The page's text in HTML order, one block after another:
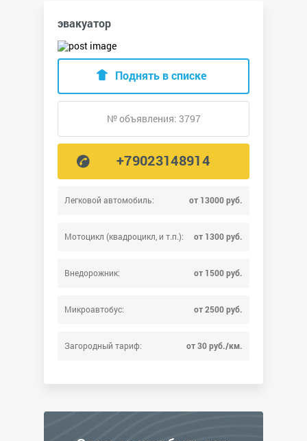
эвакуатор
Легковой автомобиль: от 13000 руб.
Мотоцикл (квадроцикл, и т.п.): от 1300 руб.
Внедорожник: от 1500 руб.
Микроавтобус: от 2500 руб.
Загородный тариф: от 30 руб./км.
Поднять в списке
№ объявления: 3797
+79023148914